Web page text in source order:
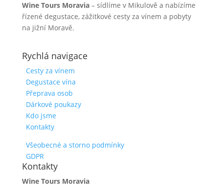
Wine Tours Moravia– sídlíme v Mikulově a nabízíme
řízené degustace, zážitkové cesty za vínem a pobyty
na jižní Moravě.
Rychlá navigace
Cesty za vínem
Degustace vína
Přeprava osob
Dárkové poukazy
Kdo jsme
Kontakty
Všeobecné a storno podmínky
GDPR
Kontakty
Wine Tours Moravia